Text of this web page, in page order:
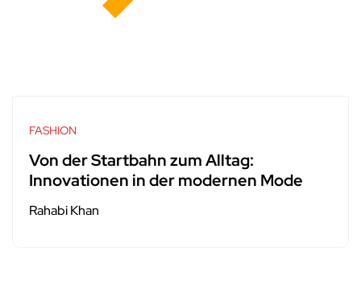
FASHION
Von der Startbahn zum Alltag:
Innovationen in der modernen Mode
Rahabi Khan